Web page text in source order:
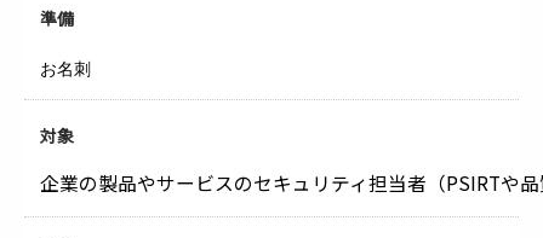
準備
お名刺
対象
企業の製品やサービスのセキュリティ担当者（PSIRTや